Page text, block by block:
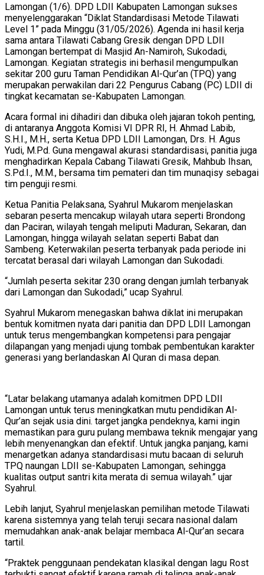
Lamongan (1/6). DPD LDII Kabupaten Lamongan sukses
menyelenggarakan “Diklat Standardisasi Metode Tilawati
Level 1” pada Minggu (31/05/2026). Agenda ini hasil kerja
sama antara Tilawati Cabang Gresik dengan DPD LDII
Lamongan bertempat di Masjid An-Namiroh, Sukodadi,
Lamongan. Kegiatan strategis ini berhasil mengumpulkan
sekitar 200 guru Taman Pendidikan Al-Qur’an (TPQ) yang
merupakan perwakilan dari 22 Pengurus Cabang (PC) LDII di
tingkat kecamatan se-Kabupaten Lamongan.
Acara formal ini dihadiri dan dibuka oleh jajaran tokoh penting,
di antaranya Anggota Komisi VI DPR RI, H. Ahmad Labib,
S.H.I., M.H., serta Ketua DPD LDII Lamongan, Drs. H. Agus
Yudi, M.Pd. Guna mengawal akurasi standardisasi, panitia juga
menghadirkan Kepala Cabang Tilawati Gresik, Mahbub Ihsan,
S.Pd.I., M.M., bersama tim pemateri dan tim munaqisy sebagai
tim penguji resmi.
Ketua Panitia Pelaksana, Syahrul Mukarom menjelaskan
sebaran peserta mencakup wilayah utara seperti Brondong
dan Paciran, wilayah tengah meliputi Maduran, Sekaran, dan
Lamongan, hingga wilayah selatan seperti Babat dan
Sambeng. Keterwakilan peserta terbanyak pada periode ini
tercatat berasal dari wilayah Lamongan dan Sukodadi.
“Jumlah peserta sekitar 230 orang dengan jumlah terbanyak
dari Lamongan dan Sukodadi,” ucap Syahrul.
Syahrul Mukarom menegaskan bahwa diklat ini merupakan
bentuk komitmen nyata dari panitia dan DPD LDII Lamongan
untuk terus mengembangkan kompetensi para pengajar
dilapangan yang menjadi ujung tombak pembentukan karakter
generasi yang berlandaskan Al Quran di masa depan.
“Latar belakang utamanya adalah komitmen DPD LDII
Lamongan untuk terus meningkatkan mutu pendidikan Al-
Qur’an sejak usia dini. target jangka pendeknya, kami ingin
memastikan para guru pulang membawa teknik mengajar yang
lebih menyenangkan dan efektif. Untuk jangka panjang, kami
menargetkan adanya standardisasi mutu bacaan di seluruh
TPQ naungan LDII se-Kabupaten Lamongan, sehingga
kualitas output santri kita merata di semua wilayah.” ujar
Syahrul.
Lebih lanjut, Syahrul menjelaskan pemilihan metode Tilawati
karena sistemnya yang telah teruji secara nasional dalam
memudahkan anak-anak belajar membaca Al-Qur’an secara
tartil.
“Praktek penggunaan pendekatan klasikal dengan lagu Rost